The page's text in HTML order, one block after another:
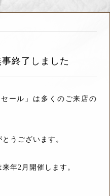
終了しました
ール」は多くのご来店の
うございます。
年2月開催します。